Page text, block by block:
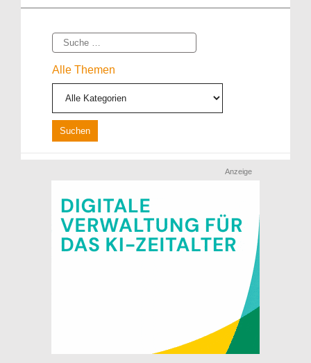
Suche
Alle Themen
Anzeige